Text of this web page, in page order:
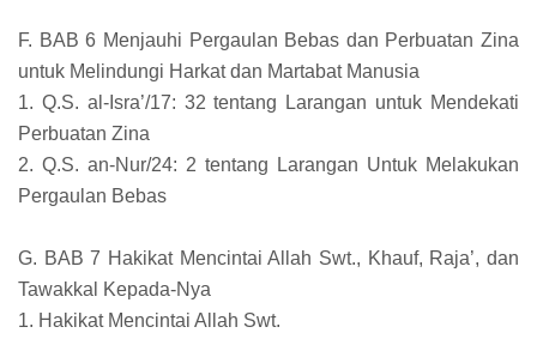
F. BAB 6 Menjauhi Pergaulan Bebas dan Perbuatan Zina
untuk Melindungi Harkat dan Martabat Manusia
1. Q.S. al-Isra’/17: 32 tentang Larangan untuk Mendekati
Perbuatan Zina
2. Q.S. an-Nur/24: 2 tentang Larangan Untuk Melakukan
Pergaulan Bebas
G. BAB 7 Hakikat Mencintai Allah Swt., Khauf, Raja’, dan
Tawakkal Kepada-Nya
1. Hakikat Mencintai Allah Swt.